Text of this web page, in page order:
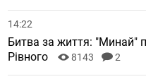
14:22
Битва за життя: "Минай"
Рівного
8143 2